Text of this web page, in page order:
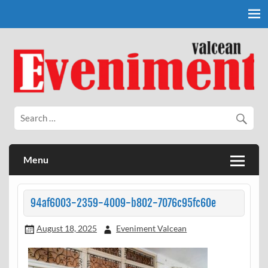
Eveniment Valcean
Menu
94af6003-2359-4009-b802-7076c95fc60e
August 18, 2025 Eveniment Valcean